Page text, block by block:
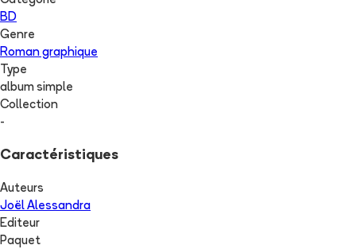
BD
Genre
Roman graphique
Type
album simple
Collection
-
Caractéristiques
Auteurs
Joël Alessandra
Editeur
Paquet